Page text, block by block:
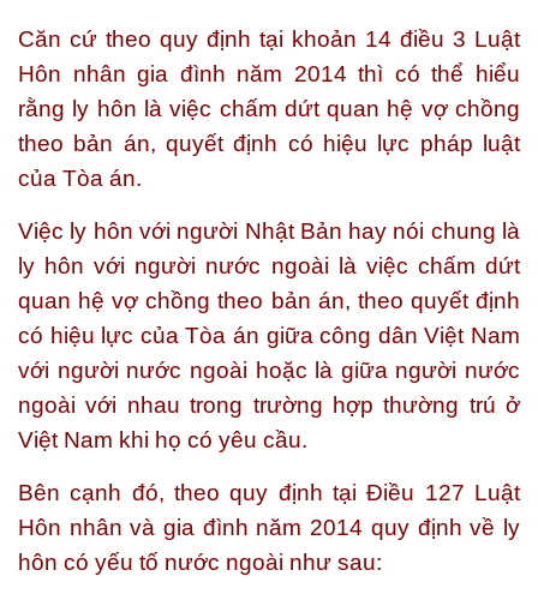
Căn cứ theo quy định tại khoản 14 điều 3 Luật
Hôn nhân gia đình năm 2014 thì có thể hiểu
rằng ly hôn là việc chấm dứt quan hệ vợ chồng
theo bản án, quyết định có hiệu lực pháp luật
của Tòa án.
Việc ly hôn với người Nhật Bản hay nói chung là
ly hôn với người nước ngoài là việc chấm dứt
quan hệ vợ chồng theo bản án, theo quyết định
có hiệu lực của Tòa án giữa công dân Việt Nam
với người nước ngoài hoặc là giữa người nước
ngoài với nhau trong trường hợp thường trú ở
Việt Nam khi họ có yêu cầu.
Bên cạnh đó, theo quy định tại Điều 127 Luật
Hôn nhân và gia đình năm 2014 quy định về ly
hôn có yếu tố nước ngoài như sau: